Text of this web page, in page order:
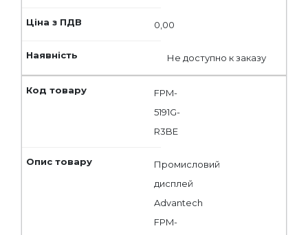
0,00
Не доступно к заказу
FPM-
5191G-
R3BE
Промисловий
дисплей
Advantech
FPM-